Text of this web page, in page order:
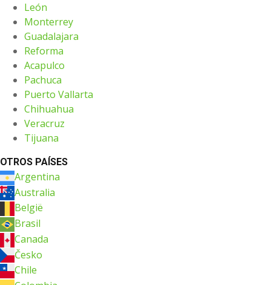
León
Monterrey
Guadalajara
Reforma
Acapulco
Pachuca
Puerto Vallarta
Chihuahua
Veracruz
Tijuana
OTROS PAÍSES
Argentina
Australia
België
Brasil
Canada
Česko
Chile